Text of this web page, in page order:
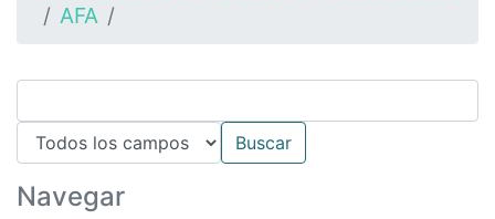
AFA
Navegar